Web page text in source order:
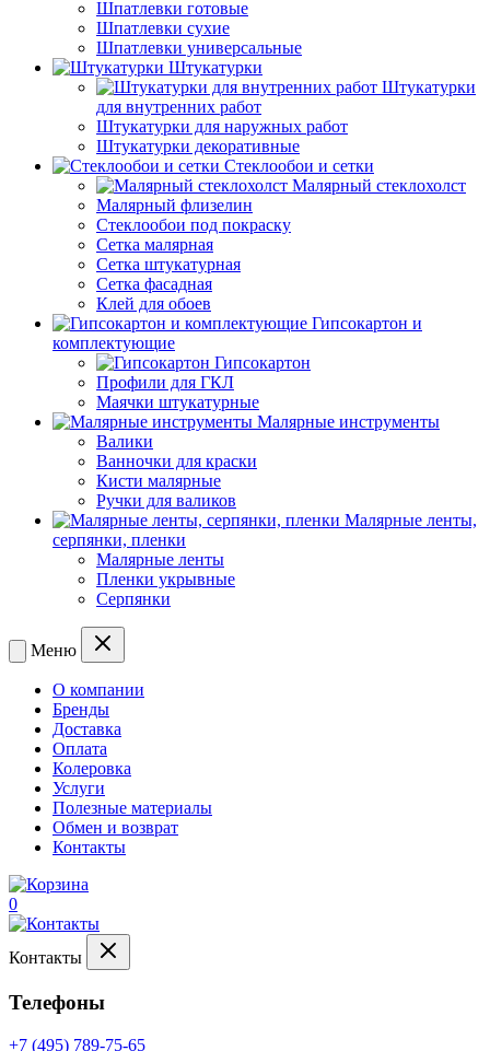
Шпатлевки готовые
Шпатлевки сухие
Шпатлевки универсальные
Штукатурки
Штукатурки
для внутренних работ
Штукатурки для наружных работ
Штукатурки декоративные
Стеклообои и сетки
Малярный стеклохолст
Малярный флизелин
Стеклообои под покраску
Сетка малярная
Сетка штукатурная
Сетка фасадная
Клей для обоев
Гипсокартон и
комплектующие
Гипсокартон
Профили для ГКЛ
Маячки штукатурные
Малярные инструменты
Валики
Ванночки для краски
Кисти малярные
Ручки для валиков
Малярные ленты,
серпянки, пленки
Малярные ленты
Пленки укрывные
Серпянки
Меню
О компании
Бренды
Доставка
Оплата
Колеровка
Услуги
Полезные материалы
Обмен и возврат
Контакты
0
Контакты
Телефоны
+7 (495) 789-75-65